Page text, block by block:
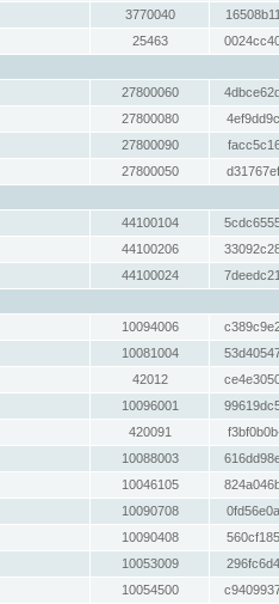
3770040
25463
27800060
27800080
27800090
27800050
44100104
44100206
44100024
10094006
10081004
42012
10096001
420091
10088003
10046105
10090708
10090408
10053009
10054500